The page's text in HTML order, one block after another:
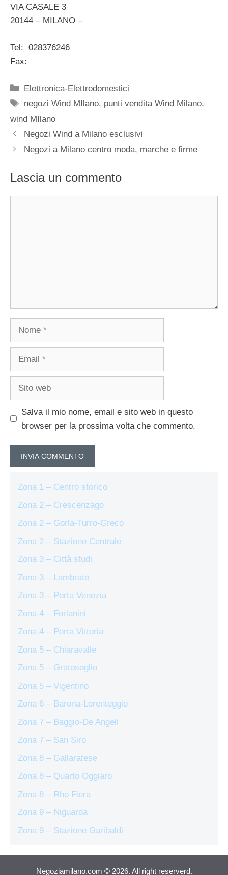
VIA CASALE 3
20144 – MILANO –
Tel: 028376246
Fax:
Categorie
Elettronica-Elettrodomestici
Tag
negozi Wind MIlano, punti vendita Wind Milano,
wind MIlano
Negozi Wind a Milano esclusivi
Negozi a Milano centro moda, marche e firme
Lascia un commento
Nome
Email
Sito
Salva il mio nome, email e sito web in questo
browser per la prossima volta che commento.
Zona 1 – Centro storico
Zona 2 – Crescenzago
Zona 2 – Gorla-Turro-Greco
Zona 2 – Stazione Centrale
Zona 3 – Città studi
Zona 3 – Lambrate
Zona 3 – Porta Venezia
Zona 4 – Forlanini
Zona 4 – Porta Vittoria
Zona 5 – Chiaravalle
Zona 5 – Gratosoglio
Zona 5 – Vigentino
Zona 6 – Barona-Lorenteggio
Zona 7 – Baggio-De Angeli
Zona 7 – San Siro
Zona 8 – Gallaratese
Zona 8 – Quarto Oggiaro
Zona 8 – Rho Fiera
Zona 9 – Niguarda
Zona 9 – Stazione Garibaldi
Negoziamilano.com © 2026. All right reserverd.